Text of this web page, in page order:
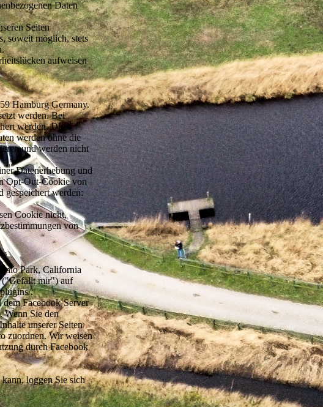
Daten
Seiten
soweit möglich, stets
aufweisen
Hamburg Germany.
werden. Bei
werden. Die
werden ohne die
und werden nicht
Datenerhebung und
Opt-Out-Cookie von
gespeichert werden:
Cookie nicht,
von
Park, California
("Gefällt mir") auf
.
Facebook-Server
Wenn Sie den
unserer Seiten
zuordnen. Wir weisen
durch Facebook
loggen Sie sich